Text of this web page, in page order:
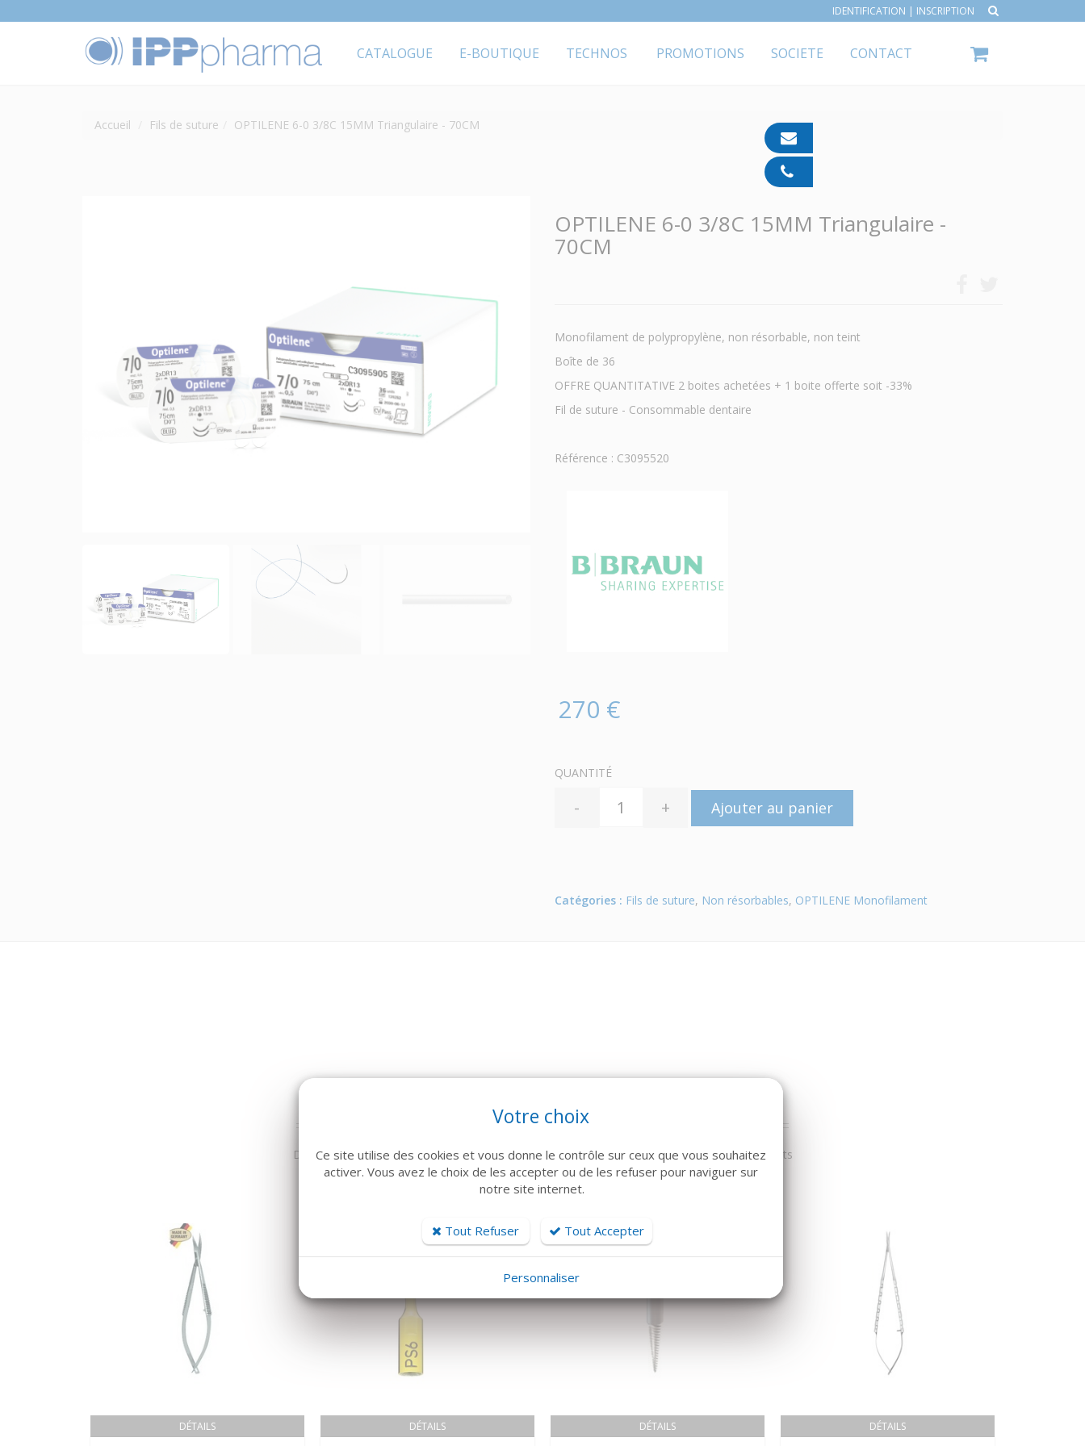
IDENTIFICATION | INSCRIPTION
CATALOGUE E-BOUTIQUE TECHNOS PROMOTIONS SOCIETE CONTACT
Accueil Fils de suture OPTILENE 6-0 3/8C 15MM Triangulaire - 70CM
OPTILENE 6-0 3/8C 15MM Triangulaire -
70CM
Monofilament de polypropylène, non résorbable, non teint
Boîte de 36
OFFRE QUANTITATIVE 2 boites achetées + 1 boite offerte soit -33%
Fil de suture - Consommable dentaire
Référence : C3095520
270 €
QUANTITÉ
- + Ajouter au panier
Catégories : Fils de suture, Non résorbables, OPTILENE Monofilament
ARTICLES CONNEXES
Dans la même famille de produits, découvrez également ces produits plébiscités par nos clients
DÉTAILS DÉTAILS DÉTAILS DÉTAILS
pharma.com
91
05
55
Votre choix
Ce site utilise des cookies et vous donne le contrôle sur ceux que vous souhaitez
activer. Vous avez le choix de les accepter ou de les refuser pour naviguer sur
notre site internet.
Tout Refuser Tout Accepter
Personnaliser